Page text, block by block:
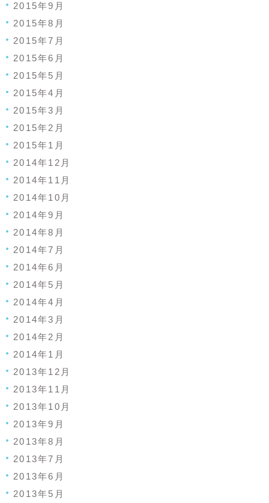
2015年9月
2015年8月
2015年7月
2015年6月
2015年5月
2015年4月
2015年3月
2015年2月
2015年1月
2014年12月
2014年11月
2014年10月
2014年9月
2014年8月
2014年7月
2014年6月
2014年5月
2014年4月
2014年3月
2014年2月
2014年1月
2013年12月
2013年11月
2013年10月
2013年9月
2013年8月
2013年7月
2013年6月
2013年5月